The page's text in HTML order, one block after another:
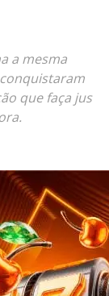
a mesma
que faça jus